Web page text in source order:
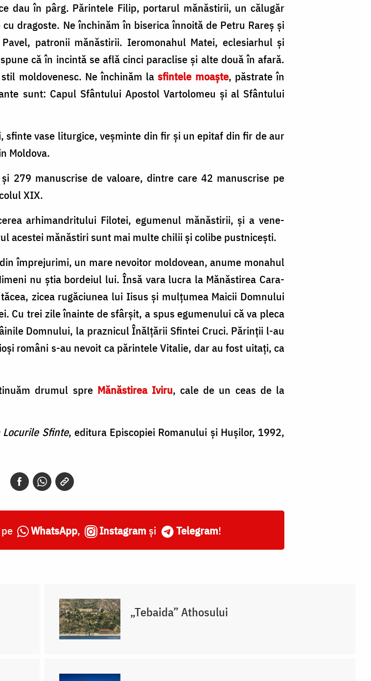
dau în pârg. Părintele Filip, portarul mănăstirii, un călugăr
dragoste. Ne închinăm în biserica înnoită de Petru Rareş şi
patronii mă­năstirii. Ieromonahul Matei, eclesiarhul şi
că în incintă se află cinci paraclise şi alte două în afară.
moldovenesc. Ne închinăm lasfintele moaşte, păstrate în
sunt: Capul Sfântului Apostol Vartolomeu şi al Sfântului
sfinte vase liturgice, veşminte din fir şi un epitaf din fir de aur
Moldova.
279 manuscrise de valoare, dintre care 42 manuscrise pe
XIX.
arhimandritului Filotei, egumenul mănăstirii, şi a vene­
acestei mănăstiri sunt mai multe chilii şi colibe pustniceşti.
împrejurimi, un mare nevoitor moldovean, anume mo­nahul
nu ştia bordeiul lui. Însă vara lucra la Mănăstirea Cara­
zicea rugăciunea lui Iisus şi mulţumea Maicii Domnului
Cu trei zile înainte de sfârşit, a spus egumenului că va pleca
Domnului, la praznicul Înălţării Sfintei Cruci. Părinţii l-au
români s-au nevoit ca părintele Vitalie, dar au fost uitaţi, ca
drumul spre Mănăstirea Iviru, cale de un ceas de la
Sfinte, editura Episcopiei Romanului şi Huşilor, 1992,
WhatsApp, Instagram și Telegram!
„Tebaida” Athosului